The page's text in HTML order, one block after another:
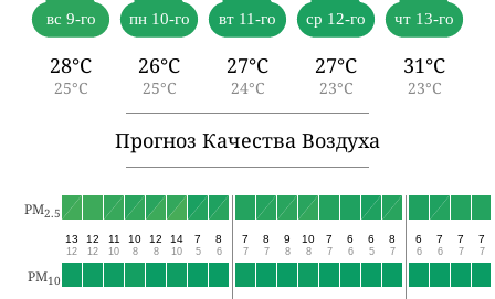
вс 9-го
28°C
25°C
пн 10-го
26°C
25°C
вт 11-го
27°C
24°C
ср 12-го
27°C
23°C
чт 13-го
31°C
23°C
Прогноз Качества Воздуха
PM2.5
13
12
12
12
11
10
10
8
12
8
14
10
7
5
8
6
7
7
8
7
9
8
10
8
7
7
6
6
6
5
8
7
6
6
7
6
7
7
7
7
PM10